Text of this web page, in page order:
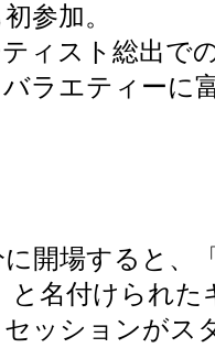
参加。
ィスト総出で
ラエティーに
に開場すると、
と名付けられ
ッションがス